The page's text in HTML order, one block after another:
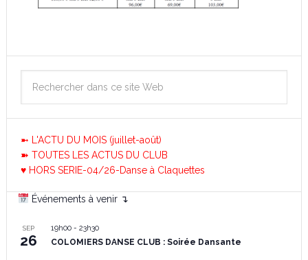
➼ L'ACTU DU MOIS (juillet-août)
➽ TOUTES LES ACTUS DU CLUB
♥ HORS SERIE-04/26-Danse à Claquettes
Événements à venir ↴
SEP
26
19h00- 23h30
COLOMIERS DANSE CLUB : Soirée Dansante